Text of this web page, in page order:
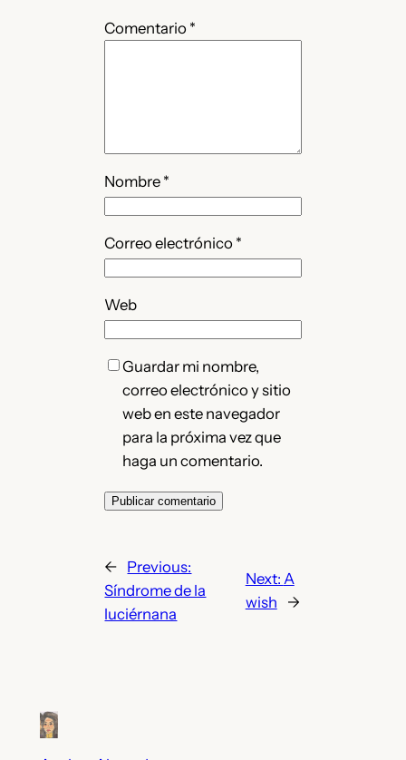
Comentario *
Nombre *
Correo electrónico *
Web
Guardar mi nombre,
correo electrónico y sitio
web en este navegador
para la próxima vez que
haga un comentario.
← Previous:
Síndrome de la
luciérnana
Next: A
wish
→